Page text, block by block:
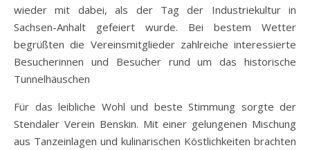
wieder mit dabei, als der Tag der Industriekultur in
Sachsen-Anhalt gefeiert wurde. Bei bestem Wetter
begrüßten die Vereinsmitglieder zahlreiche interessierte
Besucherinnen und Besucher rund um das historische
Tunnelhäuschen
Für das leibliche Wohl und beste Stimmung sorgte der
Stendaler Verein Benskin. Mit einer gelungenen Mischung
aus Tanzeinlagen und kulinarischen Köstlichkeiten brachten